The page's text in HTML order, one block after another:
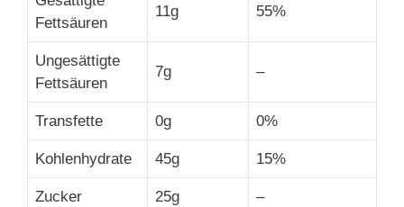
Fettsäuren
11g 55%
Ungesättigte
Fettsäuren
7g –
Transfette 0g 0%
Kohlenhydrate 45g 15%
Zucker 25g –